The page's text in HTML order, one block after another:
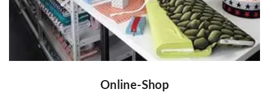
Online-Shop